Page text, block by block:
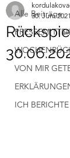
Alle Beiträge
VON MIR
ICH BERICHTE
30. Juni 2021